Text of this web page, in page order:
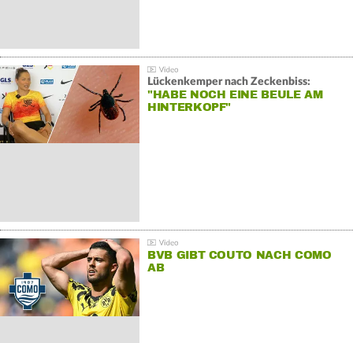
Lückenkemper nach Zeckenbiss:
"HABE NOCH EINE BEULE AM
HINTERKOPF"
BVB GIBT COUTO NACH COMO
AB